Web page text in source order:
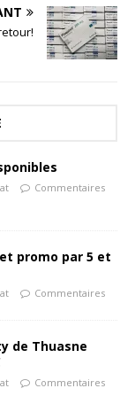
Commentaires
promo par 5 et
Commentaires
de Thuasne
Commentaires